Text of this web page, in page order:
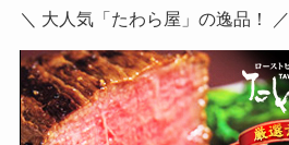
＼ 大人気「たわら屋」の逸品！ ／